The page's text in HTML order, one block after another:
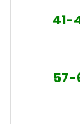
41-
57-